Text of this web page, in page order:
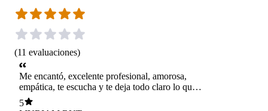
(11 evaluaciones)
Me encantó, excelente profesional, amorosa,
empática, te escucha y te deja todo claro lo que
se va ir haciendo. Lo mejor que te hace sentir en
confianza y cómoda, 100% recomendada.
5